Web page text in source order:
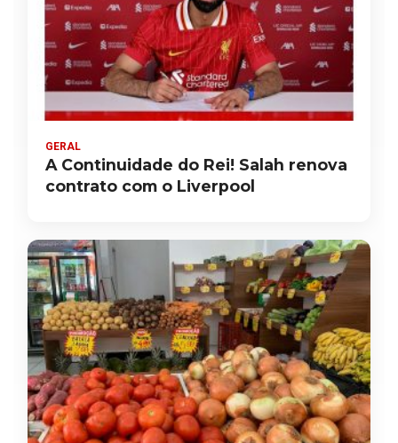
GERAL
A Continuidade do Rei! Salah renova
contrato com o Liverpool